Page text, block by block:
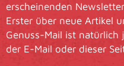
erscheinenden
Erster über neue Artikel
Genuss-Mail ist natürlich
der E-Mail oder dieser